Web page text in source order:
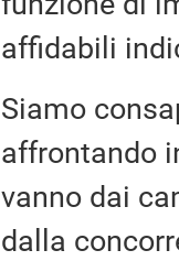
affidabili
Siamo
affrontando
vanno dai
dalla